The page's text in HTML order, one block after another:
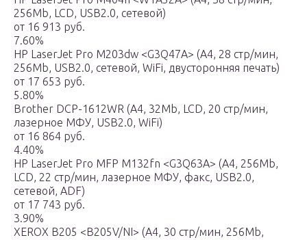
256Mb, LCD, USB2.0, сетевой)
от 16 913 руб.
7.60%
HP LaserJet Pro M203dw <G3Q47A> (A4, 28 стр/мин,
256Mb, USB2.0, сетевой, WiFi, двусторонняя печать)
от 17 653 руб.
5.80%
Brother DCP-1612WR (A4, 32Mb, LCD, 20 стр/мин,
лазерное МФУ, USB2.0, WiFi)
от 16 864 руб.
4.40%
HP LaserJet Pro MFP M132fn <G3Q63A> (A4, 256Mb,
LCD, 22 стр/мин, лазерное МФУ, факс, USB2.0,
сетевой, ADF)
от 17 743 руб.
3.90%
XEROX B205 <B205V/NI> (A4, 30 стр/мин, 256Mb,